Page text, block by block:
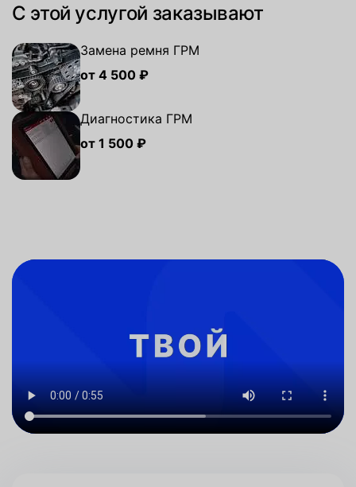
С этой услугой заказывают
Замена ремня ГРМ
от 4 500 ₽
Диагностика ГРМ
от 1 500 ₽